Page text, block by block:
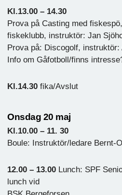
Kl.13.00 – 14.30
Prova på Casting med
fiskeklubb, instruktör: Jan
Prova på: Discogolf, instruktör:
Info om Gåfotboll/finns
Kl.14.30 fika/Avslut
Onsdag 20 maj
Kl.10.00 – 11. 30
Boule: Instruktör/ledare Bernt-
12.00 – 13.00 Lunch: SPF
lunch vid